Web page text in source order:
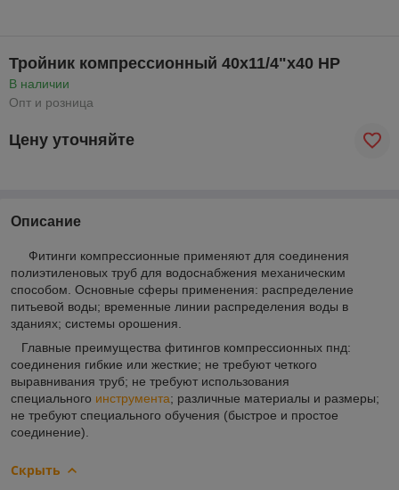
Тройник компрессионный 40x11/4"x40 НР
В наличии
Опт и розница
Цену уточняйте
Описание
Фитинги компрессионные применяют для соединения
полиэтиленовых труб для водоснабжения механическим
способом. Основные сферы применения: распределение
питьевой воды; временные линии распределения воды в
зданиях; системы орошения.
Главные преимущества фитингов компрессионных пнд:
соединения гибкие или жесткие; не требуют четкого
выравнивания труб; не требуют использования
специального инструмента; различные материалы и размеры;
не требуют специального обучения (быстрое и простое
соединение).
Скрыть